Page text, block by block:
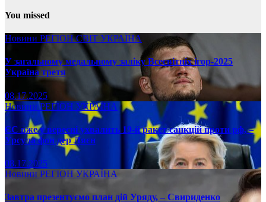
You missed
Новини РЕГІОНСВІТ УКРАЇНА
У загальному медальному заліку Всесвітніх ігор-2025
Україна третя
08.17.2025
НовиниРЕГІОН УКРАЇНА
ЄС вже у вересні ухвалить 19-й ракет санкцій проти рф, –
Урсула фон дер Ляєн
08.17.2025
Новини РЕГІОН УКРАЇНА
Завтра презентуємо план дій Уряду, – Свириденко